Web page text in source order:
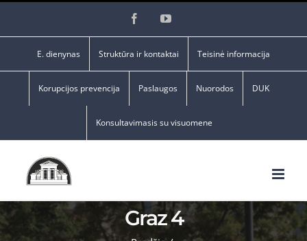
FacebookYouTube
E. dienynas Struktūra ir kontaktai Teisinė informacija
Korupcijos prevencija Paslaugos Nuorodos DUK
Konsultavimasis su visuomene
Graz 4